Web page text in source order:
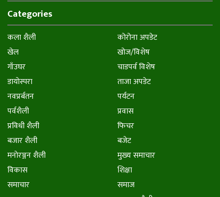
Categories
कला शैली
कोरोना अपडेट
खेल
खोज/विशेष
गाँउघर
चाडपर्व विशेष
डायाेस्परा
ताजा अपडेट
नवप्रर्बतन
पर्यटन
पर्वशैली
प्रवास
प्रविधी शैली
फिचर
बजार शैली
बजेट
मनाेरञ्जन शैली
मुख्य समाचार
विकास
शिक्षा
समाचार
समाज